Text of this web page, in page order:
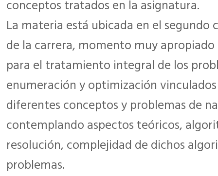
conceptos tratados en la asignatura.
La materia está ubicada en el
de la carrera, momento muy apropiado
para el tratamiento integral de los
enumeración y optimización
diferentes conceptos y problemas de
contemplando aspectos teóricos,
resolución, complejidad de dichos
problemas.